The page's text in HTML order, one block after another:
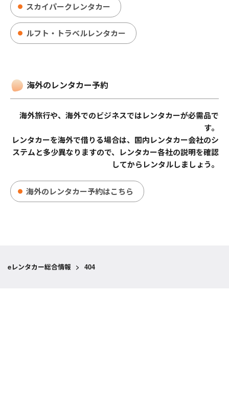
スカイパークレンタカー
ルフト・トラベルレンタカー
海外のレンタカー予約
海外旅行や、海外でのビジネスではレンタカーが必需品で
す。
レンタカーを海外で借りる場合は、国内レンタカー会社のシ
ステムと多少異なりますので、レンタカー各社の説明を確認
してからレンタルしましょう。
海外のレンタカー予約はこちら
eレンタカー総合情報 > 404